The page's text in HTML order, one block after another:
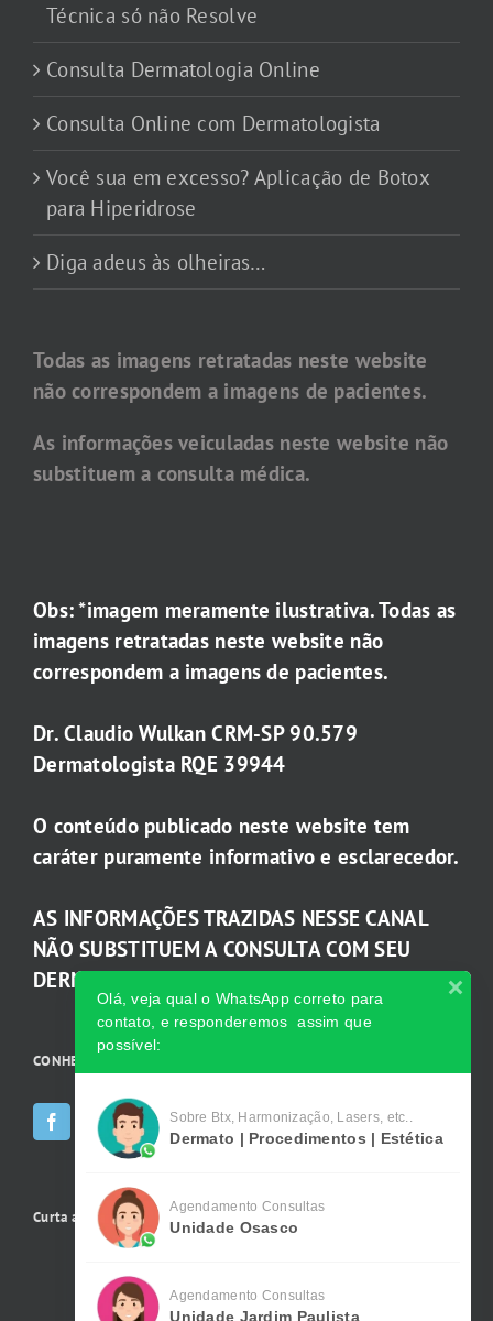
Técnica só não Resolve
Consulta Dermatologia Online
Consulta Online com Dermatologista
Você sua em excesso? Aplicação de Botox
para Hiperidrose
Diga adeus às olheiras…
Todas as imagens retratadas neste website
não correspondem a imagens de pacientes.
As informações veiculadas neste website não
substituem a consulta médica.
Obs: *imagem meramente ilustrativa. Todas as
imagens retratadas neste website não
correspondem a imagens de pacientes.
Dr. Claudio Wulkan CRM-SP 90.579
Dermatologista RQE 39944
O conteúdo publicado neste website tem
caráter puramente informativo e esclarecedor.
AS INFORMAÇÕES TRAZIDAS NESSE CANAL
NÃO SUBSTITUEM A CONSULTA COM SEU
DERMATOLOGISTA.
CONHEÇA AS INCRÍVEIS Redes Sociais da Clínica
Curta a gente no Facebook
Olá, veja qual o WhatsApp correto para
contato, e responderemos assim que
possível:
Sobre Btx, Harmonização, Lasers, etc..
Dermato | Procedimentos | Estética
Agendamento Consultas
Unidade Osasco
Agendamento Consultas
Unidade Jardim Paulista